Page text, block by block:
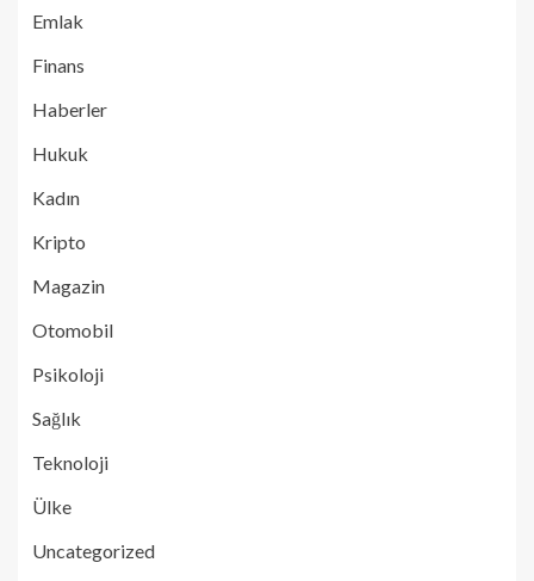
Emlak
Finans
Haberler
Hukuk
Kadın
Kripto
Magazin
Otomobil
Psikoloji
Sağlık
Teknoloji
Ülke
Uncategorized